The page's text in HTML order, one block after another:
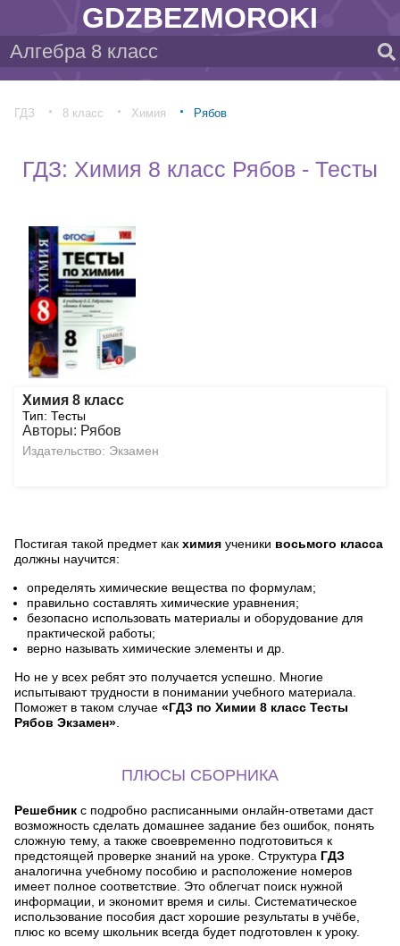
GDZBEZMOROKI
ГДЗ 8 класс Химия Рябов
ГДЗ: Химия 8 класс Рябов - Тесты
Химия 8 класс
Тип: Тесты
Авторы: Рябов
Издательство: Экзамен
Постигая такой предмет как химия ученики восьмого класса
должны научится:
определять химические вещества по формулам;
правильно составлять химические уравнения;
безопасно использовать материалы и оборудование для
практической работы;
верно называть химические элементы и др.
Но не у всех ребят это получается успешно. Многие
испытывают трудности в понимании учебного материала.
Поможет в таком случае «ГДЗ по Химии 8 класс Тесты
Рябов Экзамен»
ПЛЮСЫ СБОРНИКА
Решебник с подробно расписанными онлайн-ответами даст
возможность сделать домашнее задание без ошибок, понять
сложную тему, а также своевременно подготовиться к
предстоящей проверке знаний на уроке. Структура ГДЗ
аналогична учебному пособию и расположение номеров
имеет полное соответствие. Это облегчат поиск нужной
информации, и экономит время и силы. Систематическое
использование пособия даст хорошие результаты в учёбе,
плюс ко всему школьник всегда будет подготовлен к уроку.